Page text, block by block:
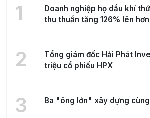
1
Doanh nghiệp họ dầu khí
thu thuần tăng 126% lên
2
Tổng giám đốc Hải Phát
triệu cổ phiếu HPX
3 Ba "ông lớn" xây dựng